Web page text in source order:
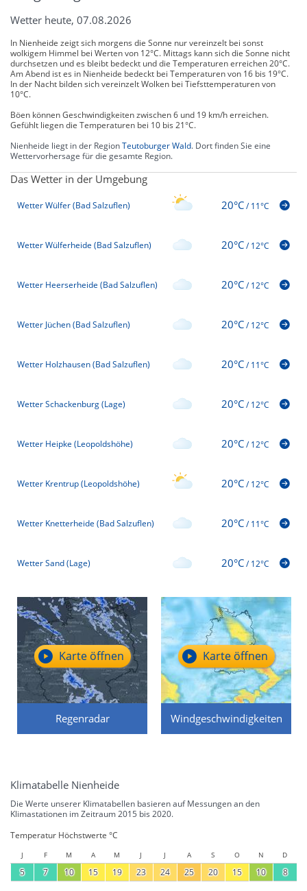
Wetter heute, 07.08.2026
In Nienheide zeigt sich morgens die Sonne nur vereinzelt bei sonst
wolkigem Himmel bei Werten von 12°C. Mittags kann sich die Sonne nicht
durchsetzen und es bleibt bedeckt und die Temperaturen erreichen 20°C.
Am Abend ist es in Nienheide bedeckt bei Temperaturen von 16 bis 19°C.
In der Nacht bilden sich vereinzelt Wolken bei Tiefsttemperaturen von
10°C.
Böen können Geschwindigkeiten zwischen 6 und 19 km/h erreichen.
Gefühlt liegen die Temperaturen bei 10 bis 21°C.
Nienheide liegt in der RegionTeutoburger Wald. Dort finden Sie eine
Wettervorhersage für die gesamte Region.
Das Wetter in der Umgebung
Wetter Wülfer (Bad Salzuflen) 20°C/11°C
Wetter Wülferheide (Bad Salzuflen) 20°C/12°C
Wetter Heerserheide (Bad Salzuflen) 20°C/12°C
Wetter Jüchen (Bad Salzuflen) 20°C/12°C
Wetter Holzhausen (Bad Salzuflen) 20°C/11°C
Wetter Schackenburg (Lage) 20°C/12°C
Wetter Heipke (Leopoldshöhe) 20°C/12°C
Wetter Krentrup (Leopoldshöhe) 20°C/12°C
Wetter Knetterheide (Bad Salzuflen) 20°C/11°C
Wetter Sand (Lage) 20°C/12°C
Regenradar
Karte öffnen
Windgeschwindigkeiten
Karte öffnen
Klimatabelle Nienheide
Die Werte unserer Klimatabellen basieren auf Messungen an den
Klimastationen im Zeitraum 2015 bis 2020.
Temperatur Höchstwerte °C
J F M A M J J A S O N D
5 7 10 15 19 23 24 25 20 15 10 8